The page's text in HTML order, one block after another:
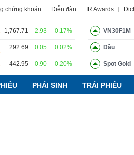
chứng khoán Diễn đàn IR Awards
1,767.71 2.93 0.17%
292.69 0.05 0.02%
442.95 0.90 0.20%
VN30F1M
Dầu
Spot Gold
PHÁI SINH TRÁI PHIẾU
Tin tức Báo cáo phân tích